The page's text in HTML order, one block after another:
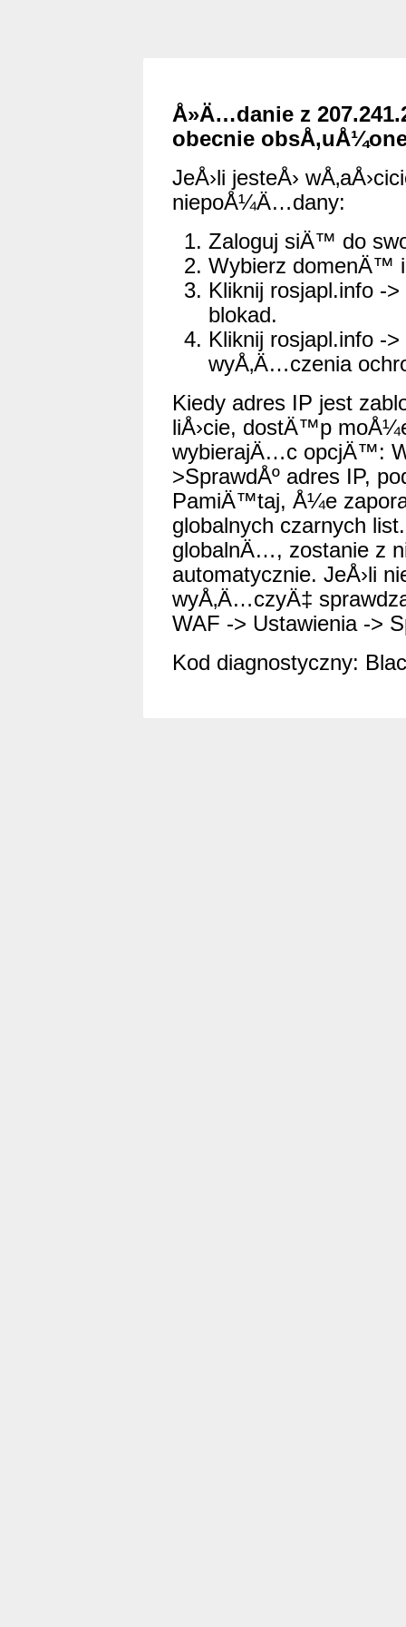
Å»Ä…danie z
obecnie
JeÅ›li jesteÅ›
niepoÅ¼Ä…dany:
Zaloguj siÄ™ do
Wybierz domenÄ™ i
Kliknij rosjapl.info -
blokad.
Kliknij rosjapl.info -
wyÅ‚Ä…czenia
Kiedy adres IP jest
liÅ›cie, dostÄ™p
wybierajÄ…c opcjÄ™:
>SprawdÅº adres IP,
PamiÄ™taj, Å¼e
globalnych czarnych
globalnÄ…, zostanie z
automatycznie. JeÅ›li
wyÅ‚Ä…czyÄ‡
WAF -> Ustawienia ->
Kod diagnostyczny: